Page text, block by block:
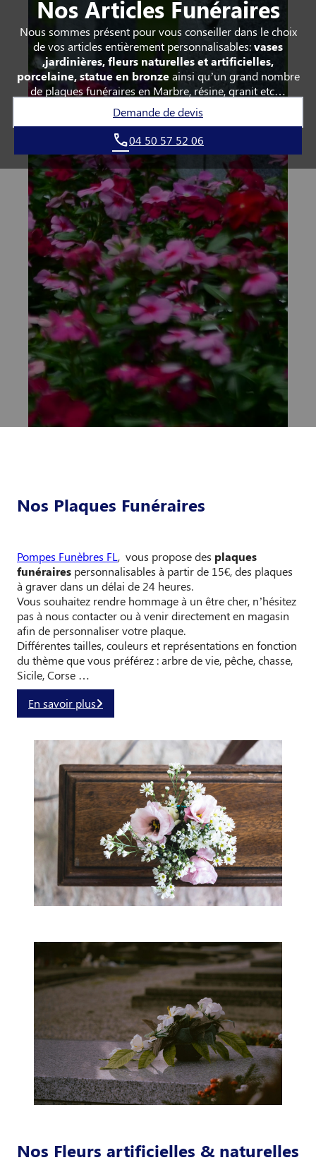
Nos Articles Funéraires
Nous sommes présent pour vous conseiller dans le choix
de vos articles entièrement personnalisables:vases
,jardinières, fleurs naturelles et artificielles,
porcelaine, statue en bronzeainsi qu’un grand nombre
de plaques funéraires en Marbre, résine, granit etc…
Demande de devis
04 50 57 52 06
Nos Plaques Funéraires
Pompes Funèbres FL, vous propose des plaques
funéraires personnalisables à partir de 15€, des plaques
à graver dans un délai de 24 heures.
Vous souhaitez rendre hommage à un être cher, n’hésitez
pas à nous contacter ou à venir directement en magasin
afin de personnaliser votre plaque.
Différentes tailles, couleurs et représentations en fonction
du thème que vous préférez : arbre de vie, pêche, chasse,
Sicile, Corse …
En savoir plus
Nos Fleurs artificielles & naturelles